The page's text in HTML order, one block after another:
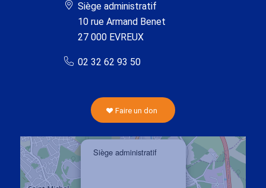
Siège administratif
10 rue Armand Benet
27 000 EVREUX
02 32 62 93 50
Faire un don
Siège administratif